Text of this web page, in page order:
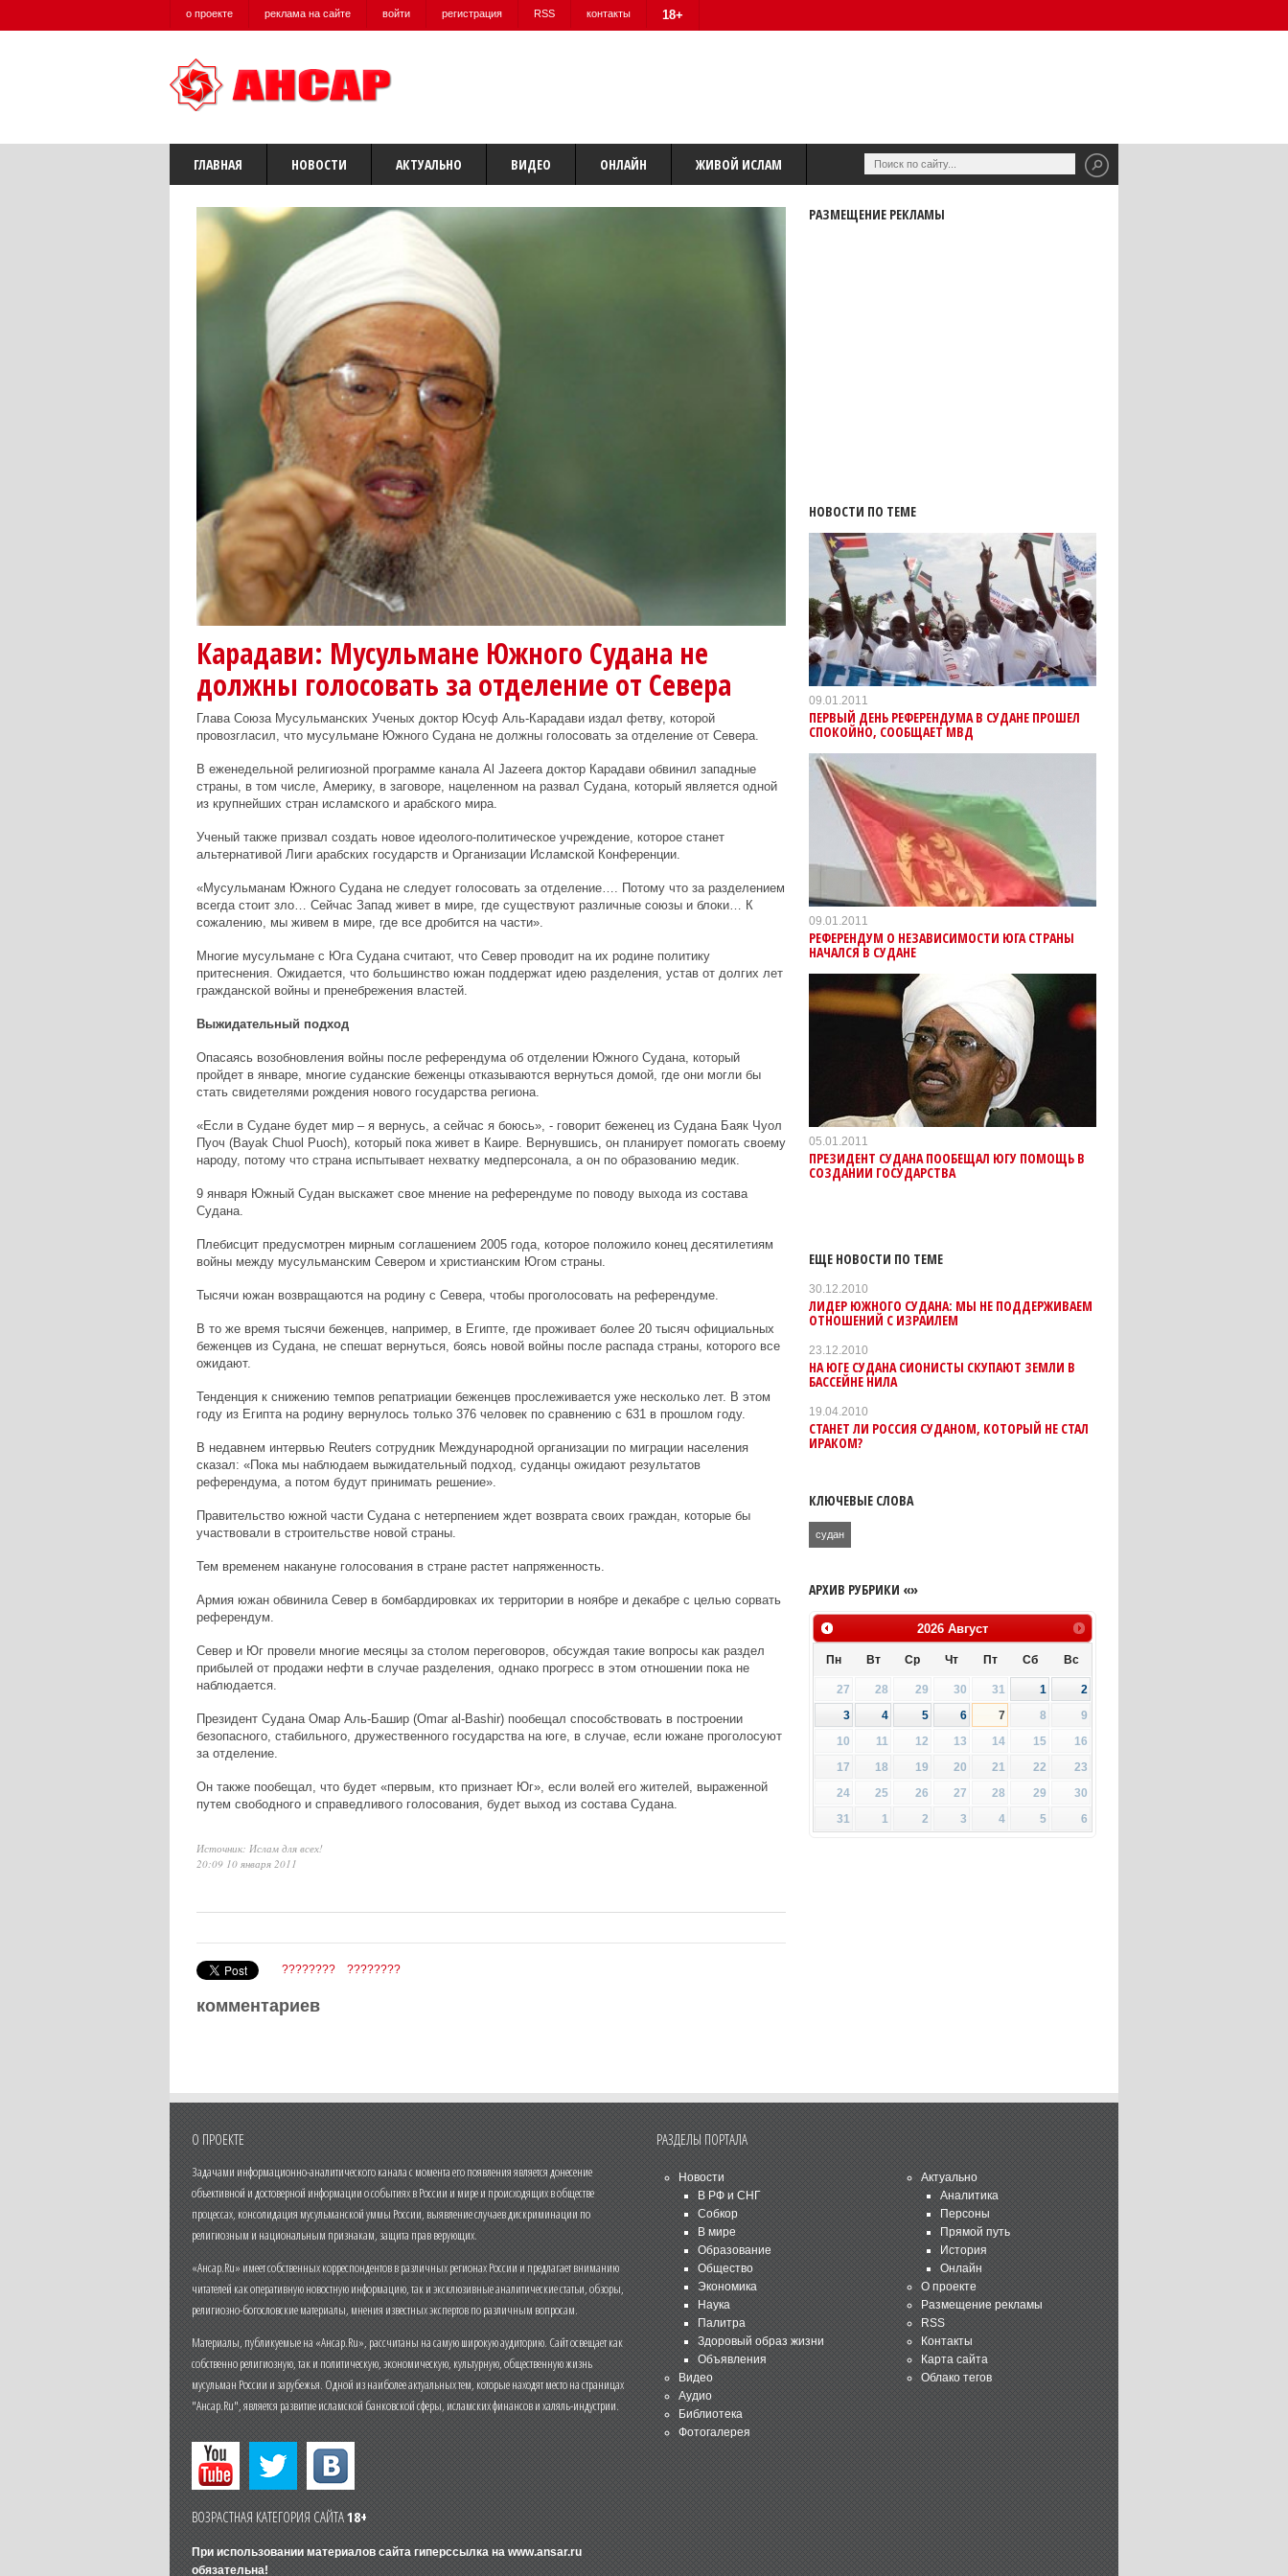
о проекте реклама на сайте войти регистрация RSS контакты 18+
ГЛАВНАЯ НОВОСТИ АКТУАЛЬНО ВИДЕО ОНЛАЙН ЖИВОЙ ИСЛАМ
Карадави: Мусульмане Южного Судана не
должны голосовать за отделение от Севера
Глава Союза Мусульманских Ученых доктор Юсуф Аль-Карадави издал фетву, которой
провозгласил, что мусульмане Южного Судана не должны голосовать за отделение от Севера.
В еженедельной религиозной программе канала Al Jazeera доктор Карадави обвинил западные
страны, в том числе, Америку, в заговоре, нацеленном на развал Судана, который является одной
из крупнейших стран исламского и арабского мира.
Ученый также призвал создать новое идеолого-политическое учреждение, которое станет
альтернативой Лиги арабских государств и Организации Исламской Конференции.
«Мусульманам Южного Судана не следует голосовать за отделение…. Потому что за разделением
всегда стоит зло… Сейчас Запад живет в мире, где существуют различные союзы и блоки… К
сожалению, мы живем в мире, где все дробится на части».
Многие мусульмане с Юга Судана считают, что Север проводит на их родине политику
притеснения. Ожидается, что большинство южан поддержат идею разделения, устав от долгих лет
гражданской войны и пренебрежения властей.
Выжидательный подход
Опасаясь возобновления войны после референдума об отделении Южного Судана, который
пройдет в январе, многие суданские беженцы отказываются вернуться домой, где они могли бы
стать свидетелями рождения нового государства региона.
«Если в Судане будет мир – я вернусь, а сейчас я боюсь», - говорит беженец из Судана Баяк Чуол
Пуоч (Bayak Chuol Puoch), который пока живет в Каире. Вернувшись, он планирует помогать своему
народу, потому что страна испытывает нехватку медперсонала, а он по образованию медик.
9 января Южный Судан выскажет свое мнение на референдуме по поводу выхода из состава
Судана.
Плебисцит предусмотрен мирным соглашением 2005 года, которое положило конец десятилетиям
войны между мусульманским Севером и христианским Югом страны.
Тысячи южан возвращаются на родину с Севера, чтобы проголосовать на референдуме.
В то же время тысячи беженцев, например, в Египте, где проживает более 20 тысяч официальных
беженцев из Судана, не спешат вернуться, боясь новой войны после распада страны, которого все
ожидают.
Тенденция к снижению темпов репатриации беженцев прослеживается уже несколько лет. В этом
году из Египта на родину вернулось только 376 человек по сравнению с 631 в прошлом году.
В недавнем интервью Reuters сотрудник Международной организации по миграции населения
сказал: «Пока мы наблюдаем выжидательный подход, суданцы ожидают результатов
референдума, а потом будут принимать решение».
Правительство южной части Судана с нетерпением ждет возврата своих граждан, которые бы
участвовали в строительстве новой страны.
Тем временем накануне голосования в стране растет напряженность.
Армия южан обвинила Север в бомбардировках их территории в ноябре и декабре с целью сорвать
референдум.
Север и Юг провели многие месяцы за столом переговоров, обсуждая такие вопросы как раздел
прибылей от продажи нефти в случае разделения, однако прогресс в этом отношении пока не
наблюдается.
Президент Судана Омар Аль-Башир (Omar al-Bashir) пообещал способствовать в построении
безопасного, стабильного, дружественного государства на юге, в случае, если южане проголосуют
за отделение.
Он также пообещал, что будет «первым, кто признает Юг», если волей его жителей, выраженной
путем свободного и справедливого голосования, будет выход из состава Судана.
Источник: Ислам для всех!
20:09 10 января 2011
???????? ????????
комментариев
РАЗМЕЩЕНИЕ РЕКЛАМЫ
НОВОСТИ ПО ТЕМЕ
09.01.2011
ПЕРВЫЙ ДЕНЬ РЕФЕРЕНДУМА В СУДАНЕ ПРОШЕЛ
СПОКОЙНО, СООБЩАЕТ МВД
09.01.2011
РЕФЕРЕНДУМ О НЕЗАВИСИМОСТИ ЮГА СТРАНЫ
НАЧАЛСЯ В СУДАНЕ
05.01.2011
ПРЕЗИДЕНТ СУДАНА ПООБЕЩАЛ ЮГУ ПОМОЩЬ В
СОЗДАНИИ ГОСУДАРСТВА
ЕЩЕ НОВОСТИ ПО ТЕМЕ
30.12.2010
ЛИДЕР ЮЖНОГО СУДАНА: МЫ НЕ ПОДДЕРЖИВАЕМ
ОТНОШЕНИЙ С ИЗРАИЛЕМ
23.12.2010
НА ЮГЕ СУДАНА СИОНИСТЫ СКУПАЮТ ЗЕМЛИ В
БАССЕЙНЕ НИЛА
19.04.2010
СТАНЕТ ЛИ РОССИЯ СУДАНОМ, КОТОРЫЙ НЕ СТАЛ
ИРАКОМ?
КЛЮЧЕВЫЕ СЛОВА
судан
АРХИВ РУБРИКИ «»
2026 Август
Пн Вт Ср Чт Пт Сб Вс
27 28 29 30 31 1
2
3
4 5 6 7 8
9
10
11 12 13 14 15
16
17
18 19 20 21 22
23
24
25 26 27 28 29
30
31
1 2 3 4 5 6
О ПРОЕКТЕ
Задачами информационно-аналитического канала с момента его появления является донесение
объективной и достоверной информации о событиях в России и мире и происходящих в обществе
процессах, консолидация мусульманской уммы России, выявление случаев дискриминации по
религиозным и национальным признакам, защита прав верующих.
«Ансар.Ru» имеет собственных корреспондентов в различных регионах России и предлагает вниманию
читателей как оперативную новостную информацию, так и эксклюзивные аналитические статьи, обзоры,
религиозно-богословские материалы, мнения известных экспертов по различным вопросам.
Материалы, публикуемые на «Ансар.Ru», рассчитаны на самую широкую аудиторию. Сайт освещает как
собственно религиозную, так и политическую, экономическую, культурную, общественную жизнь
мусульман России и зарубежья. Одной из наиболее актуальных тем, которые находят место на страницах
"Ансар.Ru", является развитие исламской банковской сферы, исламских финансов и халяль-индустрии.
ВОЗРАСТНАЯ КАТЕГОРИЯ САЙТА18+
При использовании материалов сайта гиперссылка на www.ansar.ru
обязательна!
РАЗДЕЛЫ ПОРТАЛА
Новости
В РФ и СНГ
Собкор
В мире
Образование
Общество
Экономика
Наука
Палитра
Здоровый образ жизни
Объявления
Видео
Аудио
Библиотека
Фотогалерея
Актуально
Аналитика
Персоны
Прямой путь
История
Онлайн
О проекте
Размещение рекламы
RSS
Контакты
Карта сайта
Облако тегов